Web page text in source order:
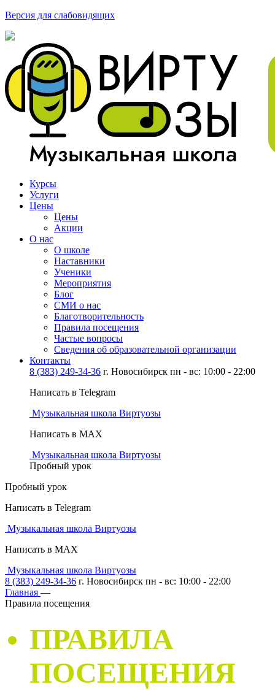
Версия для слабовидящих
Курсы
Услуги
Цены
Цены
Акции
О нас
О школе
Наставники
Ученики
Мероприятия
Блог
СМИ о нас
Благотворительность
Правила посещения
Частые вопросы
Сведения об образовательной организации
Контакты
8 (383) 249-34-36 г. Новосибирск пн - вс: 10:00 - 22:00
Написать в Telegram
Музыкальная школа Виртуозы
Написать в MAX
Музыкальная школа Виртуозы
Пробный урок
Пробный урок
Написать в Telegram
Музыкальная школа Виртуозы
Написать в MAX
Музыкальная школа Виртуозы
8 (383) 249-34-36 г. Новосибирск пн - вс: 10:00 - 22:00
Главная —
Правила посещения
ПРАВИЛА
ПОСЕЩЕНИЯ